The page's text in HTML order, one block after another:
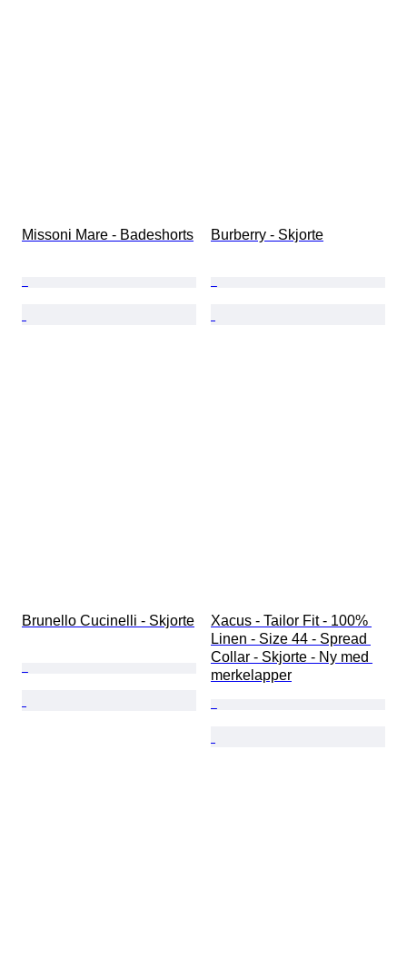
Missoni Mare - Badeshorts Burberry - Skjorte
Brunello Cucinelli - Skjorte
Xacus - Tailor Fit - 100%
Linen - Size 44 - Spread
Collar - Skjorte - Ny med
merkelapper